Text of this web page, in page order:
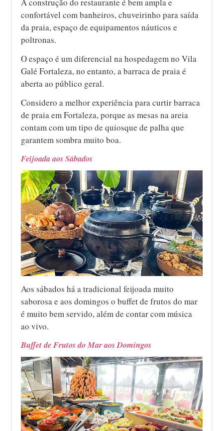
confortável com banheiros, chuveirinho para saída
da praia, espaço de equipamentos náuticos e
poltronas.
O espaço é um diferencial na hospedagem no Vila
Galé Fortaleza, no entanto, a barraca de praia é
aberta ao público geral.
Considero a melhor experiência para curtir barraca
de praia em Fortaleza, porque as mesas na areia
contam com um tipo de quiosque de palha que
garantem sombra muito boa.
Feijoada aos Sábados
Aos sábados há a tradicional feijoada muito
saborosa e aos domingos o buffet de frutos do mar
é muito bem servido, além de contar com música
ao vivo.
Buffet de Frutos do Mar aos Domingos